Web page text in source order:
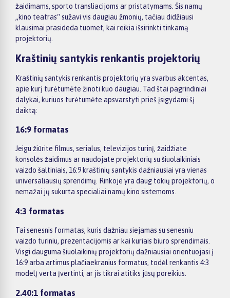
žaidimams, sporto transliacijoms ar pristatymams. Šis namų
„kino teatras“ sužavi vis daugiau žmonių, tačiau didžiausi
klausimai prasideda tuomet, kai reikia išsirinkti tinkamą
projektorių.
Kraštinių santykis renkantis projektorių
Kraštinių santykis renkantis projektorių yra svarbus akcentas,
apie kurį turėtumėte žinoti kuo daugiau. Tad štai pagrindiniai
dalykai, kuriuos turėtumėte apsvarstyti prieš įsigydami šį
daiktą:
16:9 formatas
Jeigu žiūrite filmus, serialus, televizijos turinį, žaidžiate
konsolės žaidimus ar naudojate projektorių su šiuolaikiniais
vaizdo šaltiniais, 16:9 kraštinių santykis dažniausiai yra vienas
universaliausių sprendimų. Rinkoje yra daug tokių projektorių, o
nemažai jų sukurta specialiai namų kino sistemoms.
4:3 formatas
Tai senesnis formatas, kuris dažniau siejamas su senesniu
vaizdo turiniu, prezentacijomis ar kai kuriais biuro sprendimais.
Visgi dauguma šiuolaikinių projektorių dažniausiai orientuojasi į
16:9 arba artimus plačiaekranius formatus, todėl renkantis 4:3
modelį verta įvertinti, ar jis tikrai atitiks jūsų poreikius.
2.40:1 formatas